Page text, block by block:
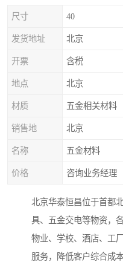
尺寸 40
发货地址 北京
开票 含税
地点 北京
材质 五金相关材料
销售地 北京
名称 五金材料
价格 咨询业务经理
北京华泰恒昌位于首都
具、五金交电等物资，
物业、学校、酒店、工
服务，降低客户综合成